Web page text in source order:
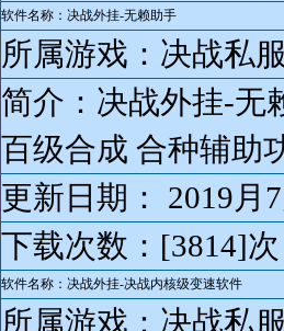
软件名称：决战外挂-无赖助手
所属游戏：决战私
简介：决战外挂-无
百级合成 合种辅助
更新日期： 2019月
下载次数：[3814]次
软件名称：决战外挂-决战内核级变速软件
所属游戏：决战私